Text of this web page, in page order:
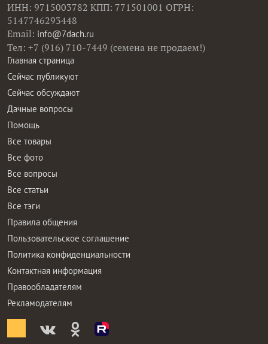
ИНН: 9715003782 КПП: 771501001 ОГРН:
5147746293448
Email: info@7dach.ru
Тел: +7 (916) 710-7449 (семена не продаем!)
Главная страница
Сейчас публикуют
Сейчас обсуждают
Дачные вопросы
Помощь
Все товары
Все фото
Все вопросы
Все статьи
Все тэги
Правила общения
Пользовательское соглашение
Политика конфиденциальности
Контактная информация
Правообладателям
Рекламодателям